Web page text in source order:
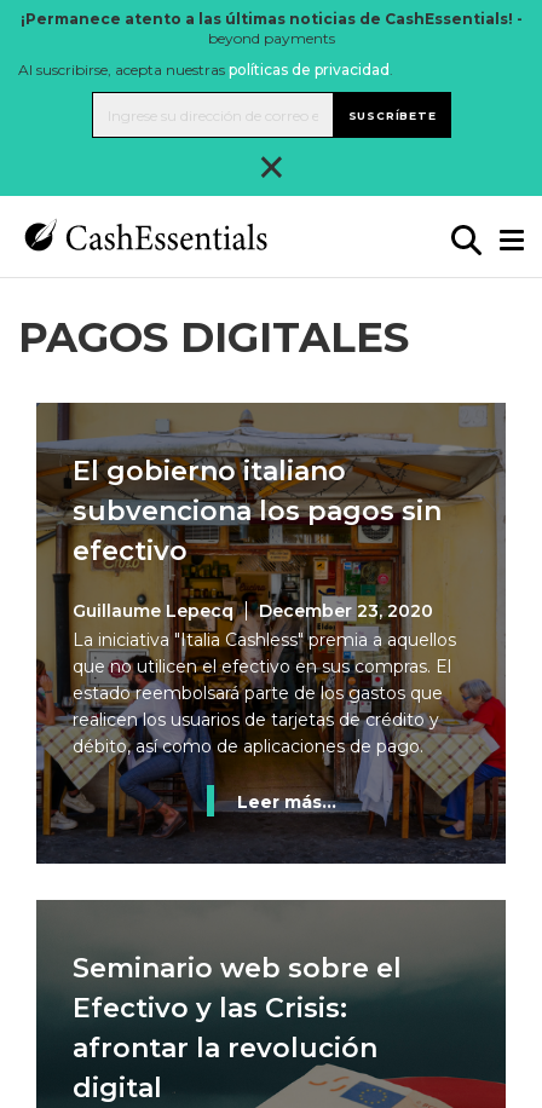
¡Permanece atento a las últimas noticias de CashEssentials! -
beyond payments
Al suscribirse, acepta nuestras políticas de privacidad .
SUSCRÍBETE
×
PAGOS DIGITALES
El gobierno italiano
subvenciona los pagos sin
efectivo
Guillaume Lepecq
December 23, 2020
La iniciativa "Italia Cashless" premia a aquellos
que no utilicen el efectivo en sus compras. El
estado reembolsará parte de los gastos que
realicen los usuarios de tarjetas de crédito y
débito, así como de aplicaciones de pago.
Leer más...
Seminario web sobre el
Efectivo y las Crisis:
afrontar la revolución
digital